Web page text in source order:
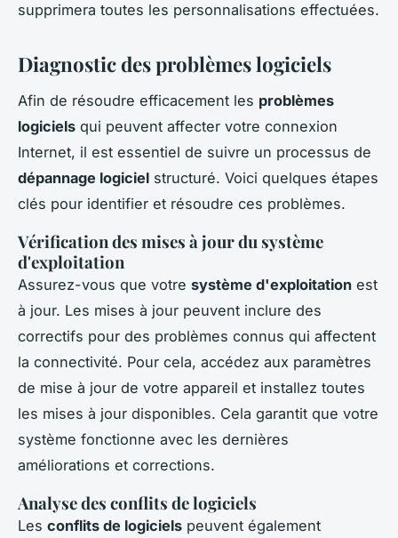
supprimera toutes les personnalisations effectuées.
Diagnostic des problèmes logiciels
Afin de résoudre efficacement les problèmes
logiciels qui peuvent affecter votre connexion
Internet, il est essentiel de suivre un processus de
dépannage logiciel structuré. Voici quelques étapes
clés pour identifier et résoudre ces problèmes.
Vérification des mises à jour du système
d'exploitation
Assurez-vous que votre système d'exploitation est
à jour. Les mises à jour peuvent inclure des
correctifs pour des problèmes connus qui affectent
la connectivité. Pour cela, accédez aux paramètres
de mise à jour de votre appareil et installez toutes
les mises à jour disponibles. Cela garantit que votre
système fonctionne avec les dernières
améliorations et corrections.
Analyse des conflits de logiciels
Les conflits de logiciels peuvent également